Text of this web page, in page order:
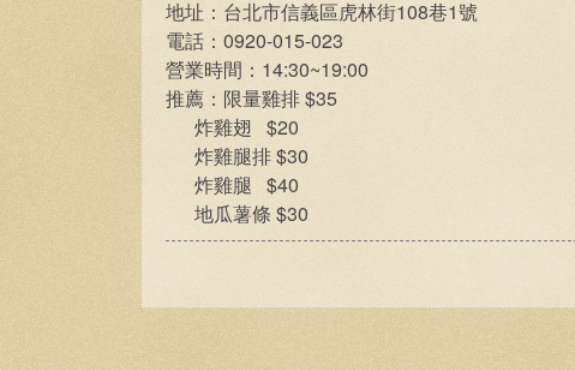
地址：台北市信義區虎林街108巷1號
電話： 0920-015-023
營業時間： 14:30~19:00
推薦：限量雞排 $35
炸雞翅 $20
炸雞腿排 $30
炸雞腿 $40
地瓜薯條 $30